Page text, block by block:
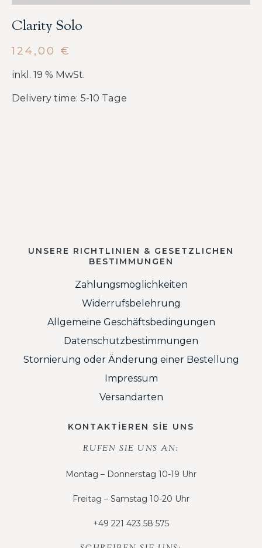
Clarity Solo
124,00 €
inkl. 19 % MwSt.
Delivery time: 5-10 Tage
UNSERE RICHTLINIEN & GESETZLICHEN
BESTIMMUNGEN
Zahlungsmöglichkeiten
Widerrufsbelehrung
Allgemeine Geschäftsbedingungen
Datenschutzbestimmungen
Stornierung oder Änderung einer Bestellung
Impressum
Versandarten
KONTAKTİEREN SİE UNS
RUFEN SIE UNS AN:
Montag – Donnerstag 10-19 Uhr
Freitag – Samstag 10-20 Uhr
+49 221 423 58 575